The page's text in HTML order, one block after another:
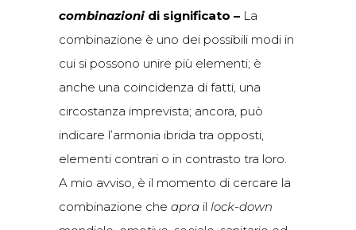
combinazioni di significato – La
combinazione è uno dei possibili modi in
cui si possono unire più elementi; è
anche una coincidenza di fatti, una
circostanza imprevista; ancora, può
indicare l’armonia ibrida tra opposti,
elementi contrari o in contrasto tra loro.
A mio avviso, è il momento di cercare la
combinazione che apra il lock-down